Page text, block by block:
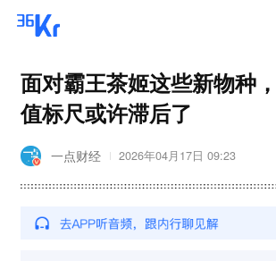
面对霸王茶姬这些新物种
值标尺或许滞后了
一点财经 2026年04月17日 09:23